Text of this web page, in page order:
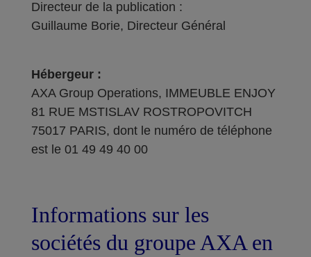
Directeur de la publication :
Guillaume Borie, Directeur Général
Hébergeur :
AXA Group Operations, IMMEUBLE ENJOY
81 RUE MSTISLAV ROSTROPOVITCH
75017 PARIS, dont le numéro de téléphone
est le 01 49 49 40 00
Informations sur les
sociétés du groupe AXA en